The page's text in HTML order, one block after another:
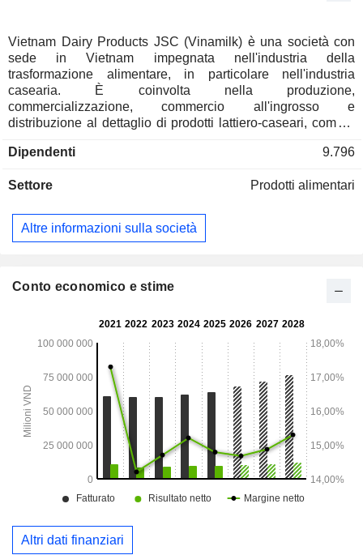
Vietnam Dairy Products JSC (Vinamilk) è una società con
sede in Vietnam impegnata nell'industria della
trasformazione alimentare, in particolare nell'industria
casearia. È coinvolta nella produzione,
commercializzazione, commercio all'ingrosso e
distribuzione al dettaglio di prodotti lattiero-caseari, come il
polvere e il latte condensato zuccherato, insieme a yogurt,
infantile. Altri prodotti includono latte di soia, latte di riso,
analcoliche. L'azienda fornisce anche servizi di imballaggio
e logistica, oltre al supporto tecnico ai processi di
Dipendenti 9.796
Settore Prodotti alimentari
Altre informazioni sulla società
Conto economico e stime
Altri dati finanziari